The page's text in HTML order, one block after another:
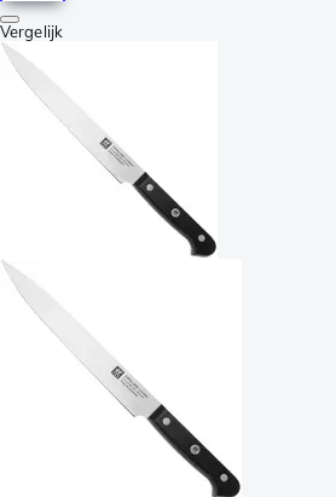
Vergelijk